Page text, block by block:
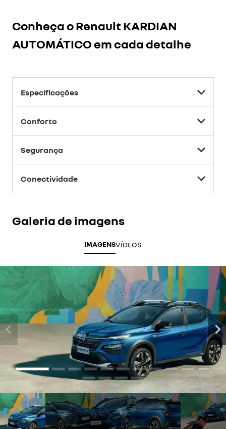
Conheça oRenault KARDIAN
AUTOMÁTICOem cada detalhe
Especificações
Conforto
Segurança
Conectividade
Galeria de imagens
IMAGENSVÍDEOS